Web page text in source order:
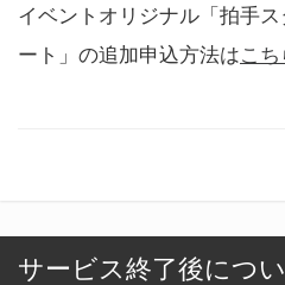
イベントオリジナル「拍手
ート」の追加申込方法はこち
サービス終了後につ